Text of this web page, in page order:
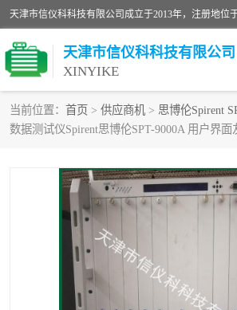
天津市信仪科科技有限公司
XINYIKE
当前位置： 首页 > 供应商机 > 思博伦Spirent
数据测试仪Spirent思博伦SPT-9000A 用户界
思博伦Spirent C50 思博
思博伦Spirent C100 思博伦
思博伦Spirent N11U 思博
思博伦600B 思博
思博伦Spirent SPT-3U 思博伦